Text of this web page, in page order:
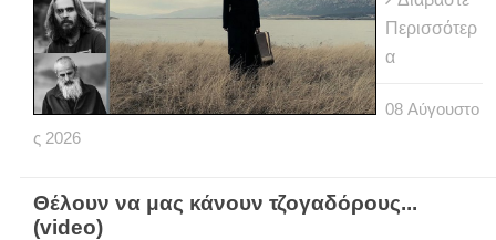
Περισσότερ
α
08 Αύγουστο
ς 2026
Θέλουν να μας κάνουν τζογαδόρους...
(video)